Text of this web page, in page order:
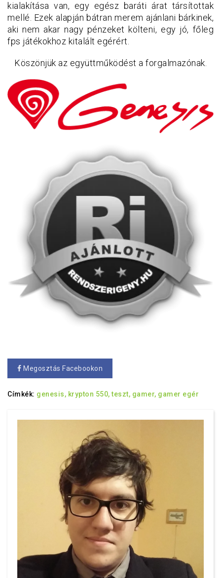
kialakítása van, egy egész baráti árat társítottak
mellé. Ezek alapján bátran merem ajánlani bárkinek,
aki nem akar nagy pénzeket költeni, egy jó, főleg
fps játékokhoz kitalált egérért.
Köszönjük az együttműködést a forgalmazónak.
Megosztás Facebookon
Címkék: genesis, krypton 550, teszt, gamer, gamer egér